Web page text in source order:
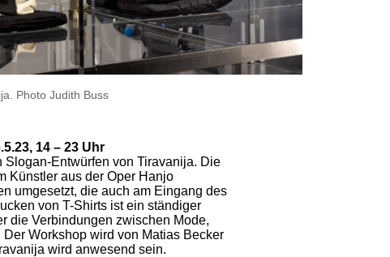
Photo Judith Buss
14 – 23 Uhr
Slogan-Entwürfen von Tiravanija. Die
Künstler aus der Oper Hanjo
umgesetzt, die auch am Eingang des
von T-Shirts ist ein ständiger
die Verbindungen zwischen Mode,
Workshop wird von Matias Becker
wird anwesend sein.